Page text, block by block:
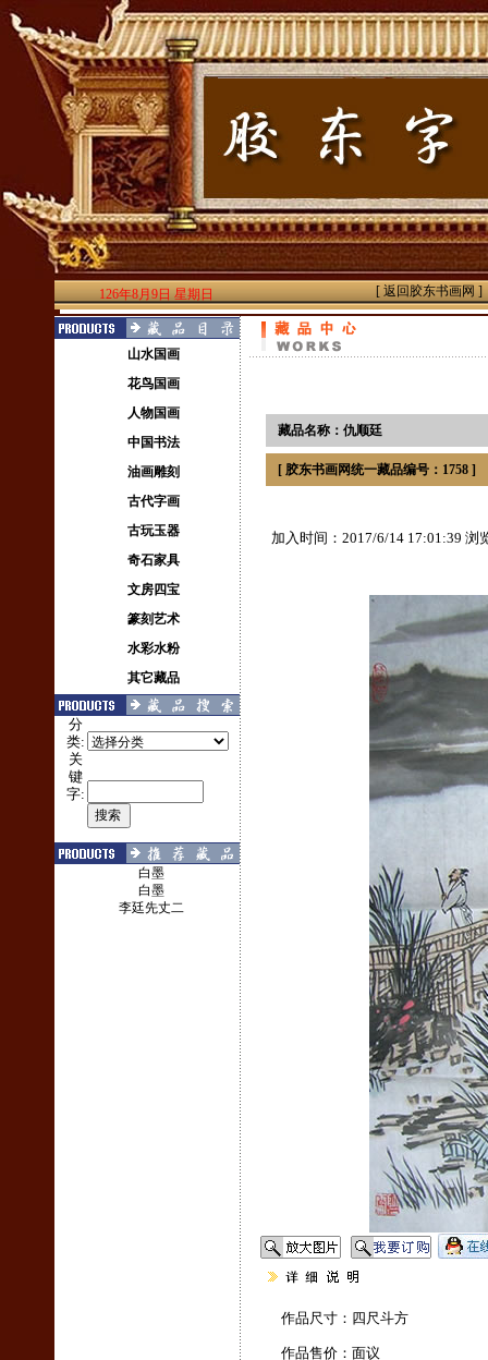
126年8月9日 星期日 [ 返回胶东书画网 ]
山水国画
花鸟国画
人物国画
中国书法
油画雕刻
古代字画
古玩玉器
奇石家具
文房四宝
篆刻艺术
水彩水粉
其它藏品
分
类:
关
键
字:
白墨
白墨
李廷先丈二
藏品名称：仇顺廷
[ 胶东书画网统一藏品编号：1758 ]
加入时间：2017/6/14 17:01:39 浏
作品尺寸：四尺斗方
作品售价：面议